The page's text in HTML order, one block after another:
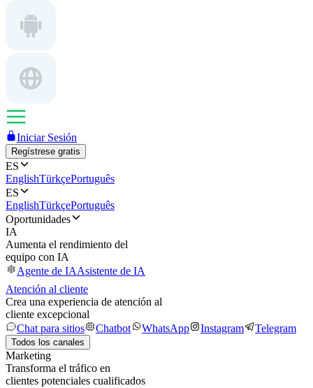
Iniciar Sesión
Regístrese gratis
ES
EnglishTürkçePortuguês
ES
EnglishTürkçePortuguês
Oportunidades
IA
Aumenta el rendimiento del
equipo con IA
Agente de IAAsistente de IA
Atención al cliente
Crea una experiencia de atención al
cliente excepcional
Chat para sitios
Chatbot WhatsApp Instagram Telegram
Todos los canales
Marketing
Transforma el tráfico en
clientes potenciales cualificados